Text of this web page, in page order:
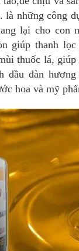
là những công
lại cho con
giúp thanh
thuốc lá,
dầu đàn
hoa và mỹ